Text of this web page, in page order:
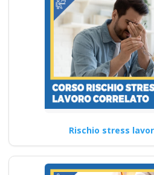
in
quando e
rinnovare
formatore
datore
rischio basso
RSPP modulo C
lavoro: aspetti
considerare
Rischio stress